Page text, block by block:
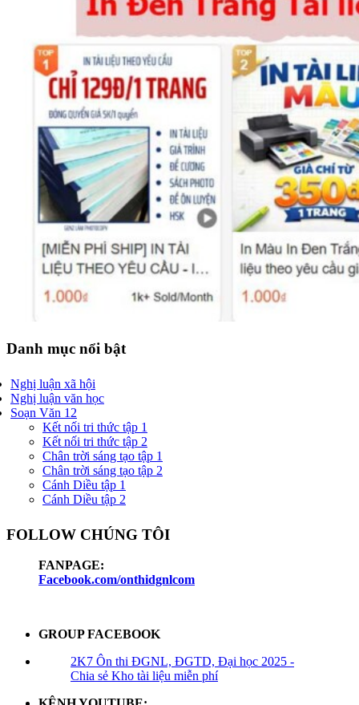
Danh mục nổi bật
Nghị luận xã hội
Nghị luận văn học
Soạn Văn 12
Kết nối tri thức tập 1
Kết nối tri thức tập 2
Chân trời sáng tạo tập 1
Chân trời sáng tạo tập 2
Cánh Diều tập 1
Cánh Diều tập 2
FOLLOW CHÚNG TÔI
FANPAGE:
Facebook.com/onthidgnlcom
GROUP FACEBOOK
2K7 Ôn thi ĐGNL, ĐGTD, Đại học 2025 -
Chia sẻ Kho tài liệu miễn phí